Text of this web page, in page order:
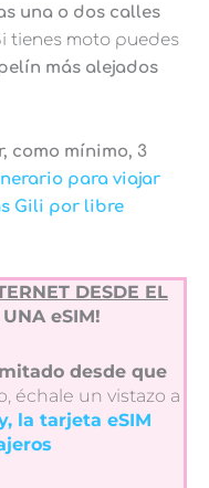
una o dos calles
tienes moto puedes
más alejados
como mínimo, 3
para viajar
Gili por libre
DESDE EL
UNA eSIM!
desde que
échale un vistazo a
la tarjeta eSIM